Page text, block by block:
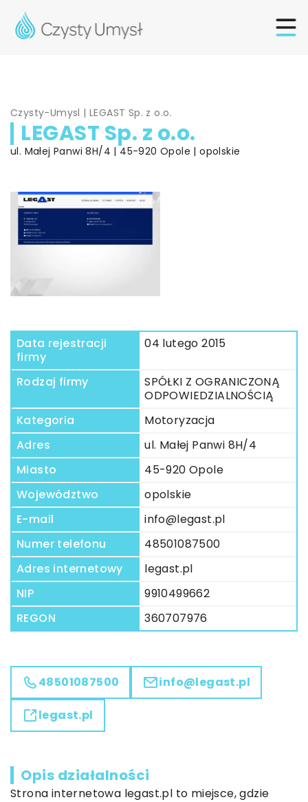
Czysty-Umysl |LEGAST Sp. z o.o.
LEGAST Sp. z o.o.
ul. Małej Panwi 8H/4 | 45-920 Opole | opolskie
Data rejestracji
firmy
04 lutego 2015
Rodzaj firmy
SPÓŁKI Z OGRANICZONĄ
ODPOWIEDZIALNOŚCIĄ
Kategoria
Motoryzacja
Adres
ul. Małej Panwi 8H/4
Miasto
45-920 Opole
Województwo
opolskie
E-mail
info@legast.pl
Numer telefonu
48501087500
Adres internetowy
legast.pl
NIP
9910499662
REGON
360707976
48501087500 info@legast.pl
legast.pl
Opis działalności
Strona internetowa legast.pl to miejsce, gdzie